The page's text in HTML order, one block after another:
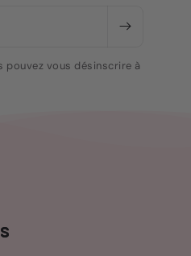
pouvez vous désinscrire à